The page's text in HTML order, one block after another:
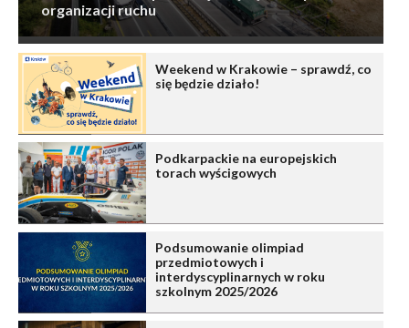
organizacji ruchu
Weekend w Krakowie – sprawdź, co
się będzie działo!
Podkarpackie na europejskich
torach wyścigowych
Podsumowanie olimpiad
przedmiotowych i
interdyscyplinarnych w roku
szkolnym 2025/2026